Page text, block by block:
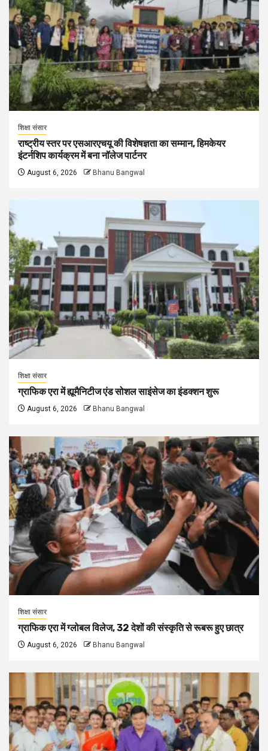
शिक्षा संसार
राष्ट्रीय स्तर पर एसआरएचयू की विशेषज्ञता का सम्मान, हिमकेयर
इंटर्नशिप कार्यक्रम में बना नॉलेज पार्टनर
August 6, 2026 Bhanu Bangwal
शिक्षा संसार
ग्राफिक एरा में ह्यूमैनिटीज एंड सोशल साइंसेज का इंडक्शन शुरू
August 6, 2026 Bhanu Bangwal
शिक्षा संसार
ग्राफिक एरा में ग्लोबल विलेज, 32 देशों की संस्कृति से रूबरू हुए छात्र
August 6, 2026 Bhanu Bangwal